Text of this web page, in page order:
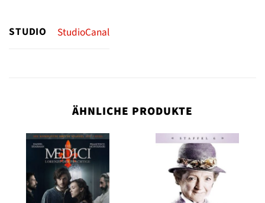
STUDIO StudioCanal
ÄHNLICHE PRODUKTE